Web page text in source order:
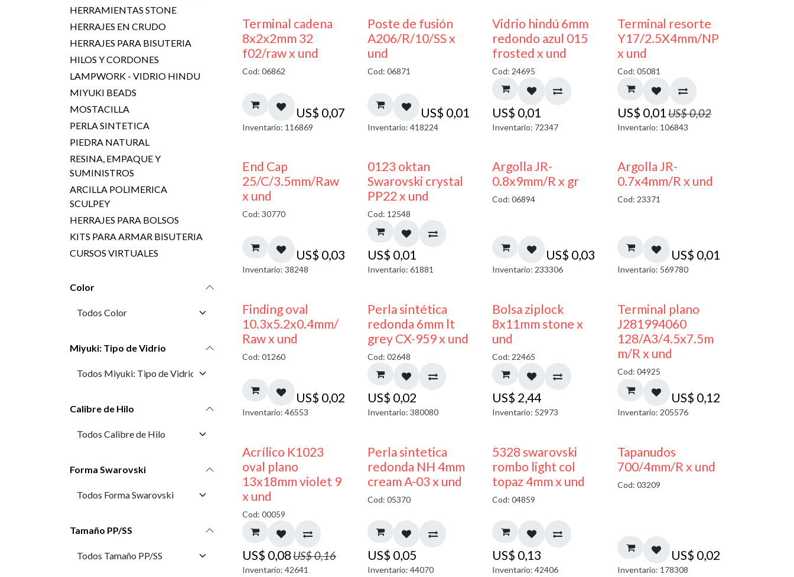
HERRAMIENTAS STONE
HERRAJES EN CRUDO
HERRAJES PARA BISUTERIA
HILOS Y CORDONES
LAMPWORK - VIDRIO HINDU
MIYUKI BEADS
MOSTACILLA
PERLA SINTETICA
PIEDRA NATURAL
RESINA, EMPAQUE Y
SUMINISTROS
ARCILLA POLIMERICA
SCULPEY
HERRAJES PARA BOLSOS
KITS PARA ARMAR BISUTERIA
CURSOS VIRTUALES
Color
Miyuki: Tipo de Vidrio
Calibre de Hilo
Forma Swarovski
Tamaño PP/SS
Terminal cadena
8x2x2mm 32
f02/raw x und
Cod: 06862
US$ 0,07
Inventario: 116869
Poste de fusión
A206/R/10/SS x
und
Cod: 06871
US$ 0,01
Inventario: 418224
40% DESCUENTO
Vidrio hindú 6mm
redondo azul 015
frosted x und
Cod: 24695
US$ 0,01
Inventario: 72347
50% DESCUENTO
Terminal resorte
Y17/2.5X4mm/NP
x und
Cod: 05081
US$ 0,01 US$0,02
Inventario: 106843
End Cap
25/C/3.5mm/Raw
x und
Cod: 30770
US$ 0,03
Inventario: 38248
0123 oktan
Swarovski crystal
PP22 x und
Cod: 12548
US$ 0,01
Inventario: 61881
Argolla JR-
0.8x9mm/R x gr
Cod: 06894
US$ 0,03
Inventario: 233306
Argolla JR-
0.7x4mm/R x und
Cod: 23371
US$ 0,01
Inventario: 569780
Finding oval
10.3x5.2x0.4mm/
Raw x und
Cod: 01260
US$ 0,02
Inventario: 46553
Perla sintética
redonda 6mm lt
grey CX-959 x und
Cod: 02648
US$ 0,02
Inventario: 380080
¡NUEVO!
Bolsa ziplock
8x11mm stone x
und
Cod: 22465
US$ 2,44
Inventario: 52973
Terminal plano
J281994060
128/A3/4.5x7.5m
m/R x und
Cod: 04925
US$ 0,12
Inventario: 205576
50% DESCUENTO
Acrílico K1023
oval plano
13x18mm violet 9
x und
Cod: 00059
US$ 0,08US$0,16
Inventario: 42641
Perla sintetica
redonda NH 4mm
cream A-03 x und
Cod: 05370
US$ 0,05
Inventario: 44070
5328 swarovski
rombo light col
topaz 4mm x und
Cod: 04859
US$ 0,13
Inventario: 42406
Tapanudos
700/4mm/R x und
Cod: 03209
US$ 0,02
Inventario: 178308